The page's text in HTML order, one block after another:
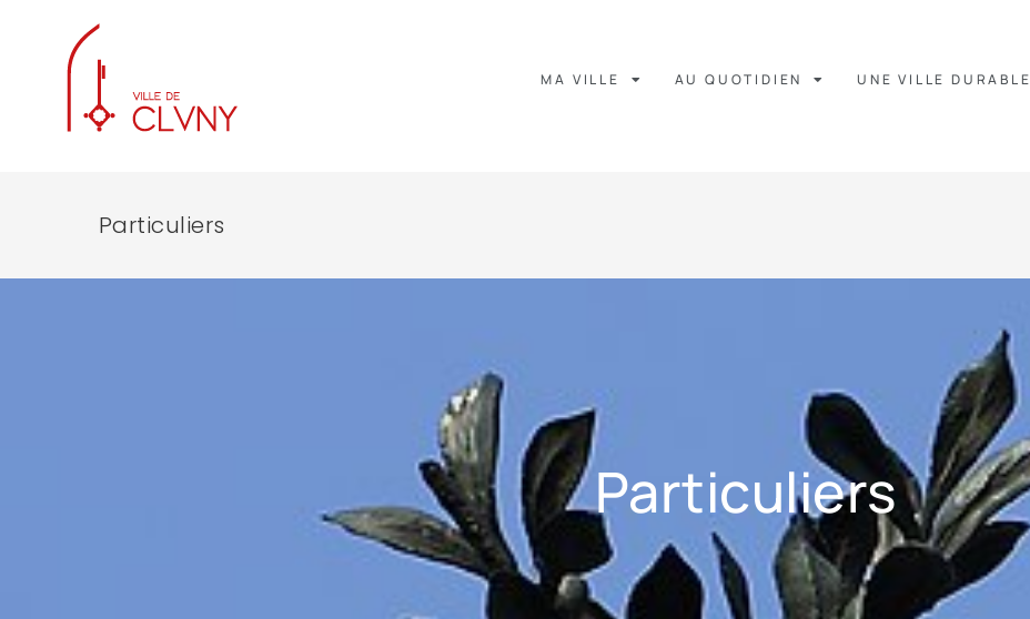
MA VILLE AU QUOTIDIEN UNE VILLE DURABLE
Particuliers
Particuliers